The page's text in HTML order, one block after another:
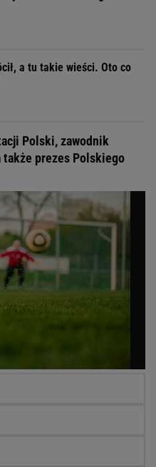
a tu takie wieści. Oto co
Polski, zawodnik
także prezes Polskiego